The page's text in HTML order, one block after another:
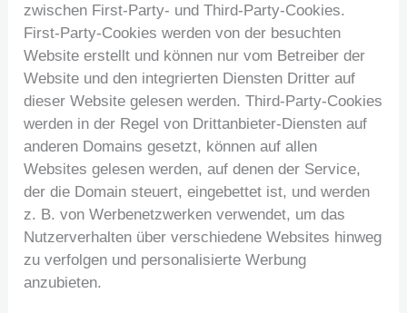
zwischen First-Party- und Third-Party-Cookies.
First-Party-Cookies werden von der besuchten
Website erstellt und können nur vom Betreiber der
Website und den integrierten Diensten Dritter auf
dieser Website gelesen werden. Third-Party-Cookies
werden in der Regel von Drittanbieter-Diensten auf
anderen Domains gesetzt, können auf allen
Websites gelesen werden, auf denen der Service,
der die Domain steuert, eingebettet ist, und werden
z. B. von Werbenetzwerken verwendet, um das
Nutzerverhalten über verschiedene Websites hinweg
zu verfolgen und personalisierte Werbung
anzubieten.